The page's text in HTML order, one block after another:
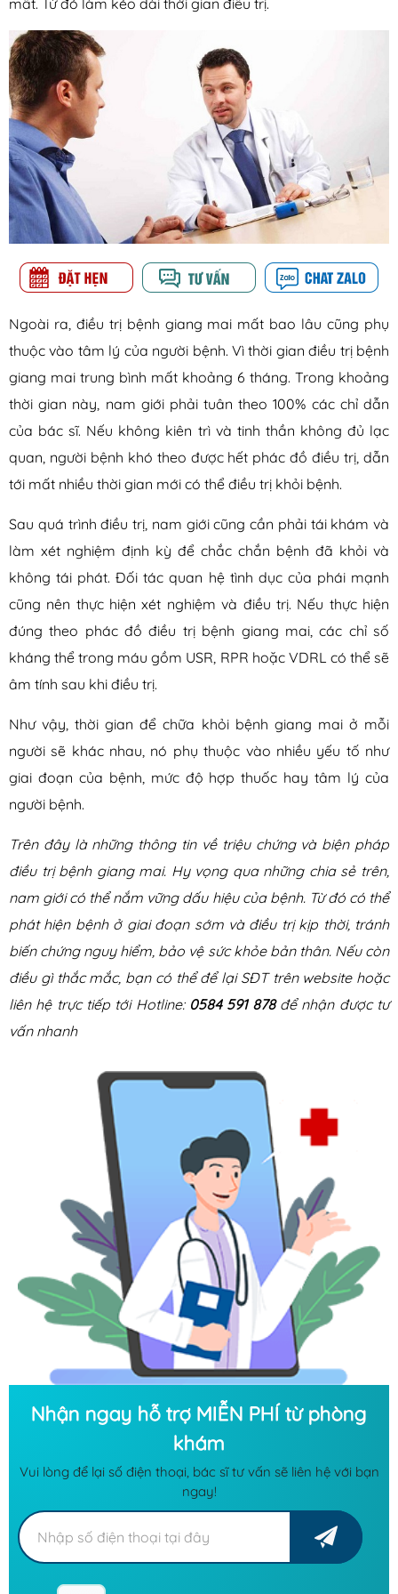
Ngoài ra, điều trị bệnh giang mai mất bao lâu cũng phụ
thuộc vào tâm lý của người bệnh. Vì thời gian điều trị bệnh
giang mai trung bình mất khoảng 6 tháng. Trong khoảng
thời gian này, nam giới phải tuân theo 100% các chỉ dẫn
của bác sĩ. Nếu không kiên trì và tinh thần không đủ lạc
quan, người bệnh khó theo được hết phác đồ điều trị, dẫn
tới mất nhiều thời gian mới có thể điều trị khỏi bệnh.
Sau quá trình điều trị, nam giới cũng cần phải tái khám và
làm xét nghiệm định kỳ để chắc chắn bệnh đã khỏi và
không tái phát. Đối tác quan hệ tình dục của phái mạnh
cũng nên thực hiện xét nghiệm và điều trị. Nếu thực hiện
đúng theo phác đồ điều trị bệnh giang mai, các chỉ số
kháng thể trong máu gồm USR, RPR hoặc VDRL có thể sẽ
âm tính sau khi điều trị.
Như vậy, thời gian để chữa khỏi bệnh giang mai ở mỗi
người sẽ khác nhau, nó phụ thuộc vào nhiều yếu tố như
giai đoạn của bệnh, mức độ hợp thuốc hay tâm lý của
người bệnh.
Trên đây là những thông tin về triệu chứng và biện pháp
điều trị bệnh giang mai. Hy vọng qua những chia sẻ trên,
nam giới có thể nắm vững dấu hiệu của bệnh. Từ đó có thể
phát hiện bệnh ở giai đoạn sớm và điều trị kịp thời, tránh
biến chứng nguy hiểm, bảo vệ sức khỏe bản thân. Nếu còn
điều gì thắc mắc, bạn có thể để lại SĐT trên website hoặc
liên hệ trực tiếp tới Hotline: 0584 591 878 để nhận được tư
vấn nhanh
Nhận ngay hỗ trợ MIỄN PHÍ từ phòng
khám
Vui lòng để lại số điện thoại, bác sĩ tư vấn sẽ liên hệ với bạn
ngay!